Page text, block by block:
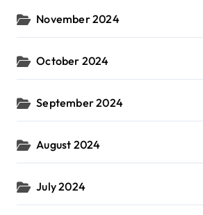
November 2024
October 2024
September 2024
August 2024
July 2024